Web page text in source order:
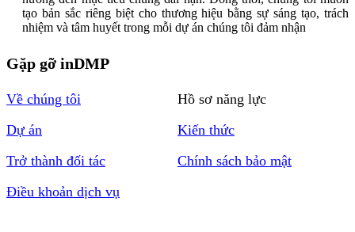
tạo bản sắc riêng biệt cho thương hiệu bằng sự sáng tạo, trách
nhiệm và tâm huyết trong mỗi dự án chúng tôi đảm nhận
Gặp gỡ inDMP
Về chúng tôi
Hồ sơ năng lực
Dự án
Kiến thức
Trở thành đối tác
Chính sách bảo mật
Điều khoản dịch vụ